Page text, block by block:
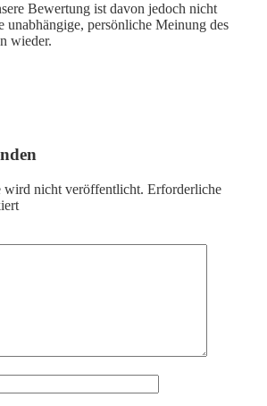
Bewertung ist davon jedoch nicht
unabhängige, persönliche Meinung des
wieder.
wird nicht veröffentlicht. Erforderliche